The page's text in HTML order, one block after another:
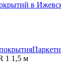
в
1 1,5 м